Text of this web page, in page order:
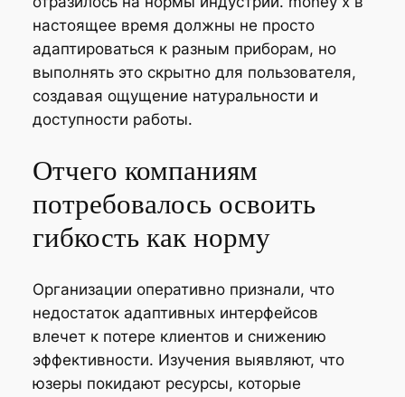
настоящее время должны не просто
адаптироваться к разным приборам, но
выполнять это скрытно для пользователя,
создавая ощущение натуральности и
доступности работы.
Отчего компаниям
потребовалось освоить
гибкость как норму
Организации оперативно признали, что
недостаток адаптивных интерфейсов
влечет к потере клиентов и снижению
эффективности. Изучения выявляют, что
юзеры покидают ресурсы, которые